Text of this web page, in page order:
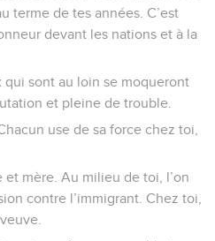
terme de tes années. C’est
devant les nations et à la
qui sont au loin se moqueront
et pleine de trouble.
use de sa force chez toi,
et mère. Au milieu de toi, l’on
contre l’immigrant. Chez toi,